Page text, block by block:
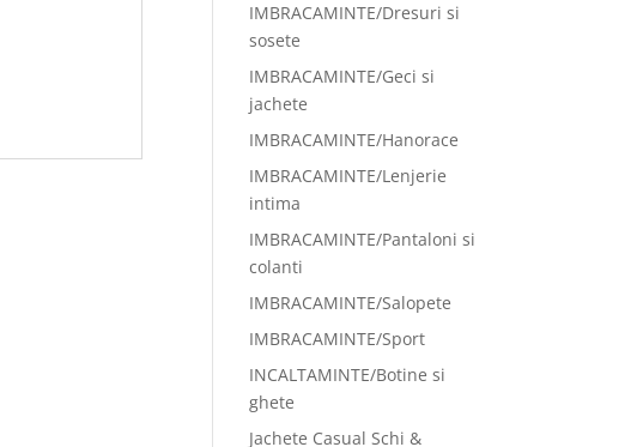
IMBRACAMINTE/Dresuri si
sosete
IMBRACAMINTE/Geci si
jachete
IMBRACAMINTE/Hanorace
IMBRACAMINTE/Lenjerie
intima
IMBRACAMINTE/Pantaloni si
colanti
IMBRACAMINTE/Salopete
IMBRACAMINTE/Sport
INCALTAMINTE/Botine si
ghete
Jachete Casual Schi &